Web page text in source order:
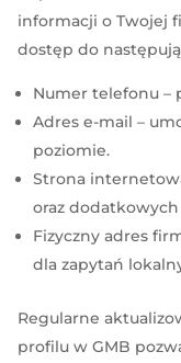
informacji o Twojej
dostęp do
Numer telefonu –
Adres e-mail –
poziomie.
Strona
oraz
Fizyczny adres
dla zapytań
Regularne
profilu w GMB